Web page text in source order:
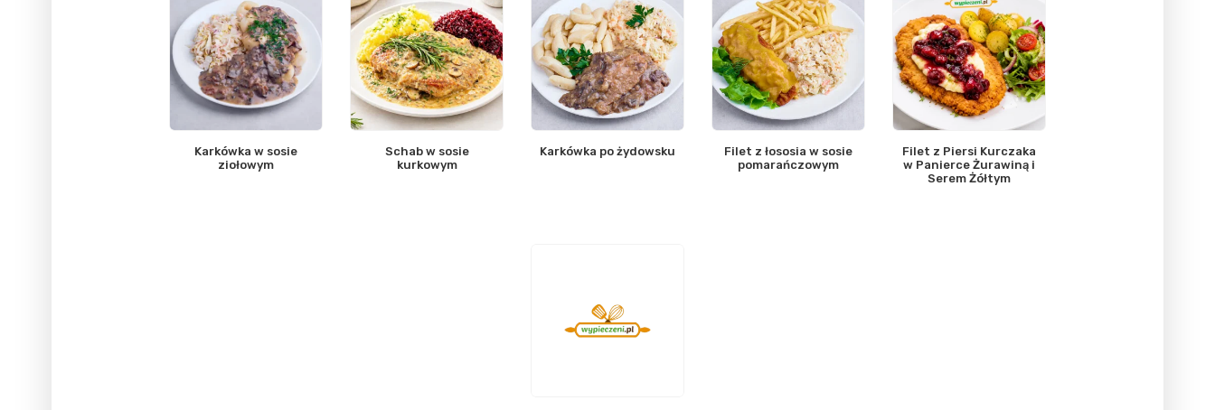
Karkówka w sosie
ziołowym
Schab w sosie
kurkowym
Karkówka po żydowsku
Filet z łososia w sosie
pomarańczowym
Filet z Piersi Kurczaka
w Panierce Żurawiną i
Serem Żółtym